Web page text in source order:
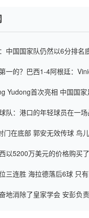
中国国家队仍然以6分排名
一的？巴西1-4阿根廷：
Yudong首次亮相 中国国家
队：港口的年轻球员在一场
门在底部 郭安无效传球 鸟
以5200万美元的价格购买
三连胜 海拉德落后6球 只
地消除了皇家学会 安彭负